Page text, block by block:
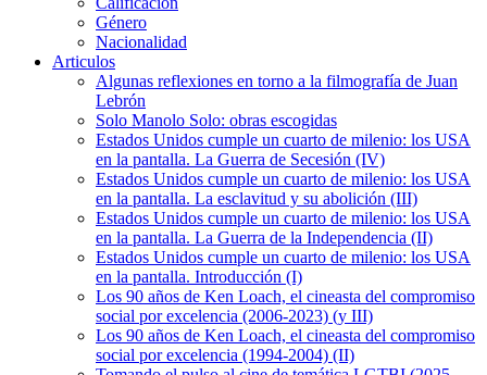
Género
Nacionalidad
Articulos
Algunas reflexiones en torno a la filmografía de Juan
Lebrón
Solo Manolo Solo: obras escogidas
Estados Unidos cumple un cuarto de milenio: los USA
en la pantalla. La Guerra de Secesión (IV)
Estados Unidos cumple un cuarto de milenio: los USA
en la pantalla. La esclavitud y su abolición (III)
Estados Unidos cumple un cuarto de milenio: los USA
en la pantalla. La Guerra de la Independencia (II)
Estados Unidos cumple un cuarto de milenio: los USA
en la pantalla. Introducción (I)
Los 90 años de Ken Loach, el cineasta del compromiso
social por excelencia (2006-2023) (y III)
Los 90 años de Ken Loach, el cineasta del compromiso
social por excelencia (1994-2004) (II)